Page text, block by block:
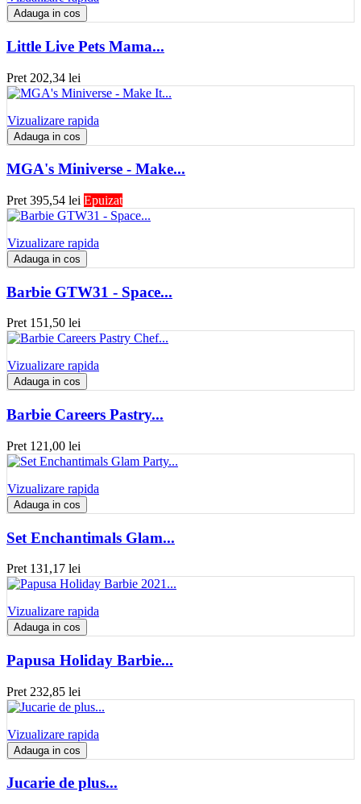
Adauga in cos
Little Live Pets Mama...
Pret 202,34 lei
Vizualizare rapida
Adauga in cos
MGA's Miniverse - Make...
Pret 395,54 lei Epuizat
Vizualizare rapida
Adauga in cos
Barbie GTW31 - Space...
Pret 151,50 lei
Vizualizare rapida
Adauga in cos
Barbie Careers Pastry...
Pret 121,00 lei
Vizualizare rapida
Adauga in cos
Set Enchantimals Glam...
Pret 131,17 lei
Vizualizare rapida
Adauga in cos
Papusa Holiday Barbie...
Pret 232,85 lei
Vizualizare rapida
Adauga in cos
Jucarie de plus...